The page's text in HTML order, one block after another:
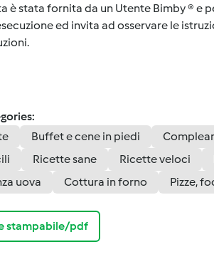
è stata fornita da un Utente Bimby ® e
ed invita ad osservare le
Buffet e cene in piedi
Ricette sane Ricette veloci
uova
Cottura in forno Pizze,
stampabile/pdf